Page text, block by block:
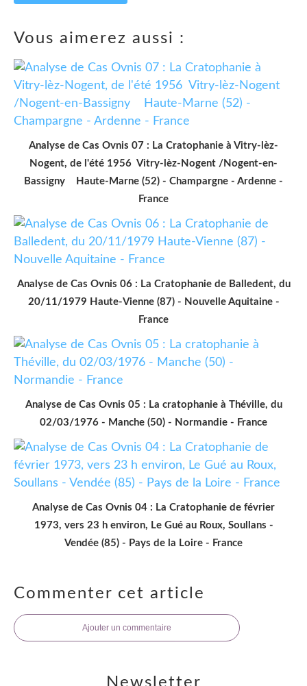
Vous aimerez aussi :
Analyse de Cas Ovnis 07 : La Cratophanie à Vitry-lèz-
Nogent, de l'été 1956 Vitry-lèz-Nogent /Nogent-en-
Bassigny Haute-Marne (52) - Champargne - Ardenne -
France
Analyse de Cas Ovnis 06 : La Cratophanie de Balledent, du
20/11/1979 Haute-Vienne (87) - Nouvelle Aquitaine -
France
Analyse de Cas Ovnis 05 : La cratophanie à Théville, du
02/03/1976 - Manche (50) - Normandie - France
Analyse de Cas Ovnis 04 : La Cratophanie de février
1973, vers 23 h environ, Le Gué au Roux, Soullans -
Vendée (85) - Pays de la Loire - France
Commenter cet article
Ajouter un commentaire
Newsletter